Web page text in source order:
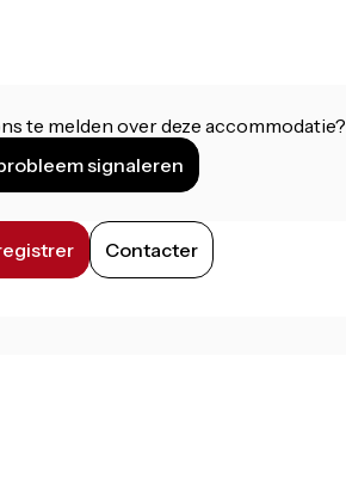
te melden over deze accommodatie?
signaleren
Contacter